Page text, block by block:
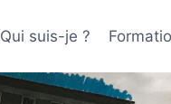
Qui suis-je ?